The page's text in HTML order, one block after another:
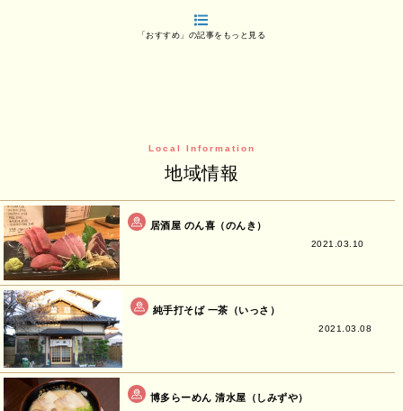
「おすすめ」の記事をもっと見る
Local Information
地域情報
居酒屋 のん喜（のんき）
2021.03.10
純手打そば 一茶（いっさ）
2021.03.08
博多らーめん 清水屋（しみずや）